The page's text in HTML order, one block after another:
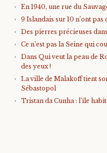
En 1940, une rue du
9 Islandais sur 10 n’ont pas
Des pierres précieuses
Ce n’est pas la Seine qui
Dans Qui veut la peau de
des yeux !
La ville de Malakoff tient
Sébastopol
Tristan da Cunha : l’île